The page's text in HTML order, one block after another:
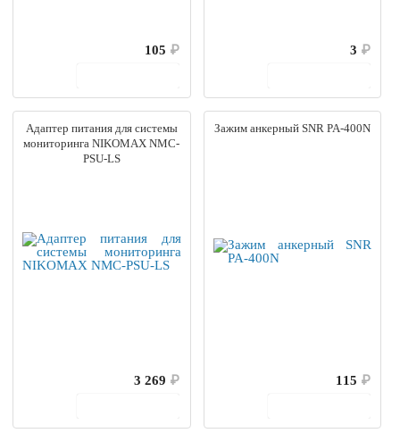
105 ₽
3 ₽
Адаптер питания для системы
мониторинга NIKOMAX NMC-
PSU-LS
3 269 ₽
Зажим анкерный SNR PA-400N
115 ₽